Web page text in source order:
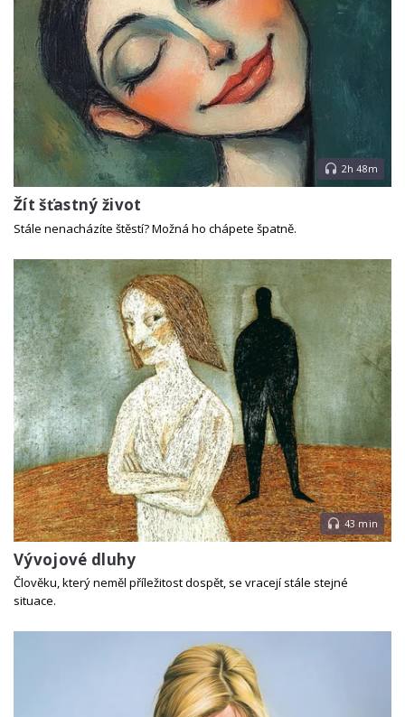
2h 48m
Žít šťastný život
Stále nenacházíte štěstí? Možná ho chápete špatně.
43 min
Vývojové dluhy
Člověku, který neměl příležitost dospět, se vracejí stále stejné
situace.